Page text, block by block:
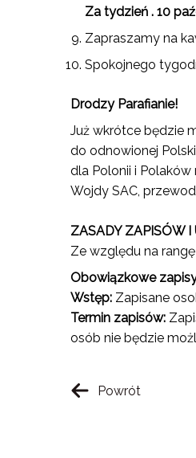
Za tydzień . 10
Zapraszamy na
Spokojnego
Drodzy Parafianie!
Już wkrótce będzie
do odnowionej
dla Polonii i
Wojdy SAC,
ZASADY ZAPISÓW I
Ze względu na
Obowiązkowe
Wstęp: Zapisane
Termin zapisów:
osób nie będzie
Powrót